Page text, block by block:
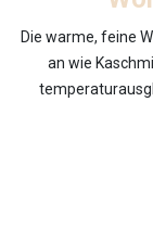
Die warme, feine
an wie